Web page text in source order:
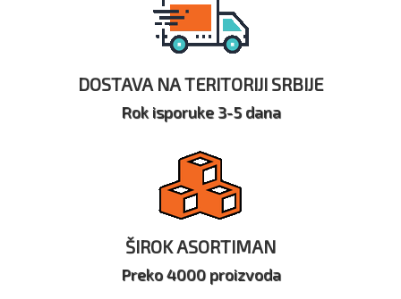
DOSTAVA NA TERITORIJI SRBIJE
Rok isporuke 3-5 dana
ŠIROK ASORTIMAN
Preko 4000 proizvoda